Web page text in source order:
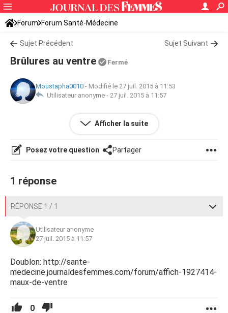
Forum Forum Santé-Médecine
Symptômes et maladies courantes
Sujet Précédent Sujet Suivant
Brûlures au ventre Fermé
Moustapha0010 - Modifié le 27 juil. 2015 à 11:53
Utilisateur anonyme - 27 juil. 2015 à 11:57
Bonjour, j'ai des brulures aux ventre depuis une semaine,
Afficher la suite
Posez votre question Partager
1 réponse
RÉPONSE 1 / 1
Utilisateur anonyme
27 juil. 2015 à 11:57
Doublon: http://sante-
medecine.journaldesfemmes.com/forum/affich-1927414-
maux-de-ventre
0